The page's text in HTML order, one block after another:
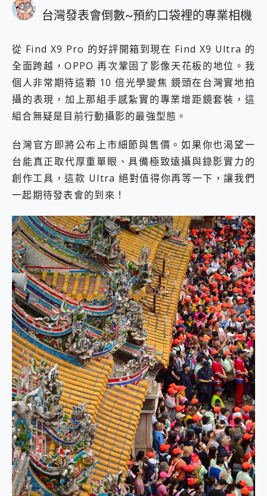
台灣發表會倒數~預約口袋裡的專業相機
從 Find X9 Pro 的好評開箱到現在 Find X9 Ultra 的
全面跨越，OPPO 再次鞏固了影像天花板的地位。我
個人非常期待這顆 10 倍光學變焦 鏡頭在台灣實地拍
攝的表現，加上那組手感紮實的專業增距鏡套裝，這
組合無疑是目前行動攝影的最強型態。
台灣官方即將公布上市細節與售價。如果你也渴望一
台能真正取代厚重單眼、具備極致遠攝與錄影實力的
創作工具，這款 Ultra 絕對值得你再等一下，讓我們
一起期待發表會的到來！